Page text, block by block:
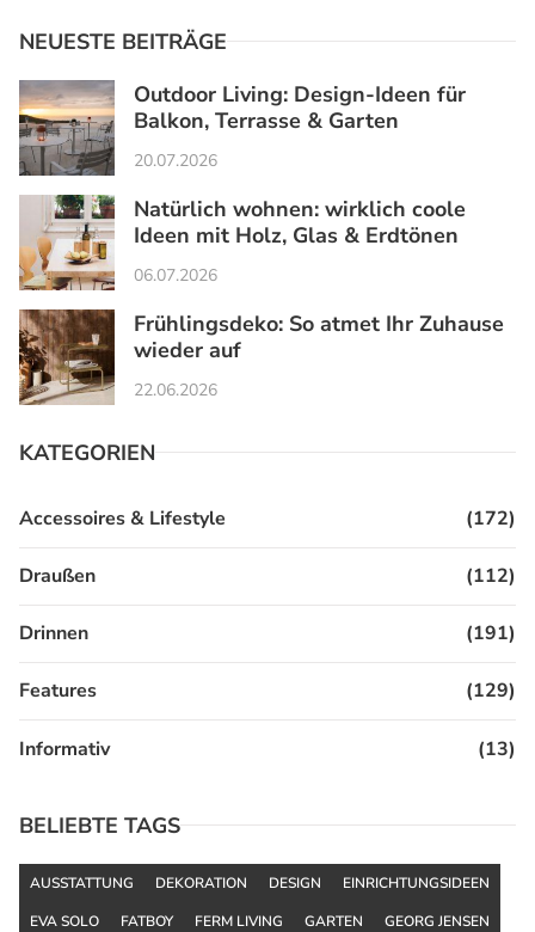
NEUESTE BEITRÄGE
Outdoor Living: Design-Ideen für
Balkon, Terrasse & Garten
20.07.2026
Natürlich wohnen: wirklich coole
Ideen mit Holz, Glas & Erdtönen
06.07.2026
Frühlingsdeko: So atmet Ihr Zuhause
wieder auf
22.06.2026
KATEGORIEN
Accessoires & Lifestyle (172)
Draußen (112)
Drinnen (191)
Features (129)
Informativ (13)
BELIEBTE TAGS
AUSSTATTUNG DEKORATION DESIGN
EINRICHTUNGSIDEEN
EVA SOLO
FATBOY FERM LIVING GARTEN
GEORG JENSEN